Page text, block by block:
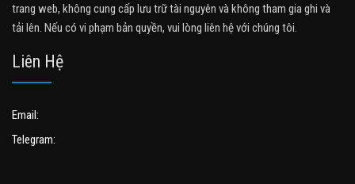
trang web, không cung cấp lưu trữ tài nguyên và không tham gia ghi và
tải lên. Nếu có vi phạm bản quyền, vui lòng liên hệ với chúng tôi.
Liên Hệ
Email:
Telegram: